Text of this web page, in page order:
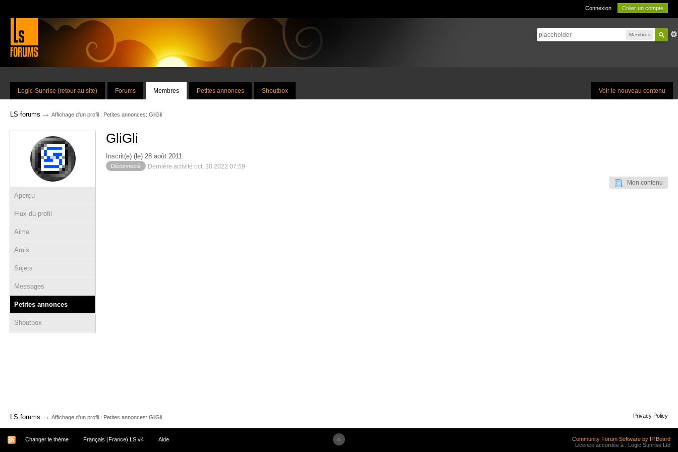
Connexion Créer un compte
Membres
Voir le nouveau contenu
Logic-Sunrise (retour au site) Forums Membres Petites annonces Shoutbox
LS forums → Affichage d'un profil : Petites annonces: GliGli
Aperçu
Flux du profil
Aime
Amis
Sujets
Messages
Petites annonces
Shoutbox
GliGli
Inscrit(e) (le) 28 août 2011
Déconnecté Dernière activité oct. 30 2022 07:59
Mon contenu
LS forums → Affichage d'un profil : Petites annonces: GliGli Privacy Policy
Changer le thème Français (France) LS v4 Aide
Community Forum Software by IP.Board
Licence accordée à : Logic Sunrise Ltd